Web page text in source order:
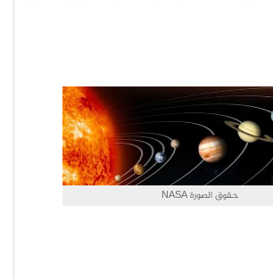
حقوق الصورة NASA